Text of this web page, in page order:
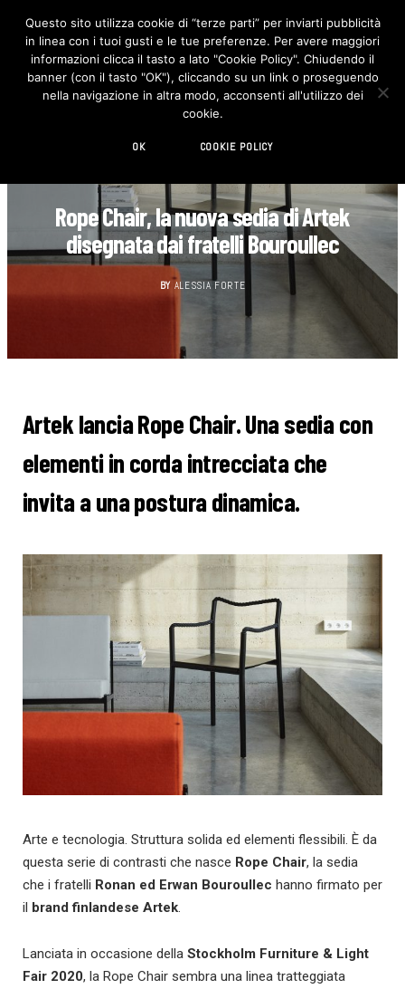
F
c
e
b
o
I
n
s
t
Rope Chair, la nuova sedia di Artek
disegnata dai fratelli Bouroullec
BY ALESSIA FORTE
Artek lancia Rope Chair. Una sedia con
elementi in corda intrecciata che
invita a una postura dinamica.
Arte e tecnologia. Struttura solida ed elementi flessibili. È da
questa serie di contrasti che nasce Rope Chair, la sedia
che i fratelli Ronan ed Erwan Bouroullec hanno firmato per
il brand finlandese Artek
Lanciata in occasione della Stockholm Furniture & Light
Fair 2020, la Rope Chair sembra una linea tratteggiata
Questo sito utilizza cookie di “terze parti” per inviarti pubblicità
in linea con i tuoi gusti e le tue preferenze. Per avere maggiori
informazioni clicca il tasto a lato "Cookie Policy". Chiudendo il
banner (con il tasto "OK"), cliccando su un link o proseguendo
nella navigazione in altra modo, acconsenti all'utilizzo dei
cookie.
OK COOKIE POLICY